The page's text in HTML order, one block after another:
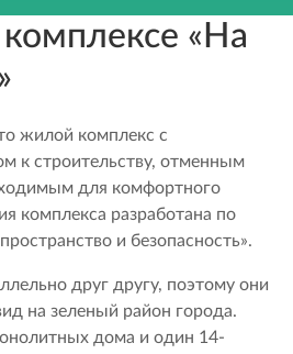
«На
жилой комплекс с
к строительству, отменным
для комфортного
комплекса разработана по
и безопасность».
друг другу, поэтому они
на зеленый район города.
дома и один 14-